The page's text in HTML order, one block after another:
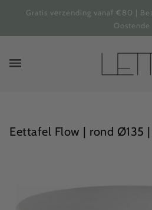
Gratis verzending vanaf €80 |
Oostende
Eettafel Flow | rond Ø135